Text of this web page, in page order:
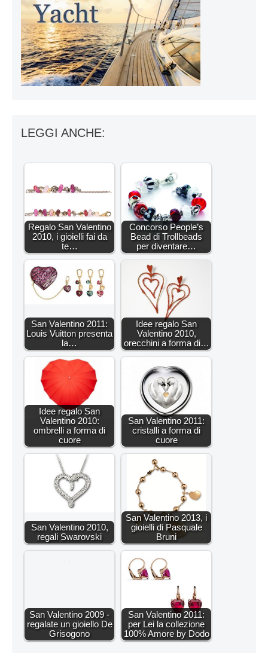
LEGGI ANCHE:
Regalo San Valentino
2010, i gioielli fai da
te…
Concorso People’s
Bead di Trollbeads
per diventare…
San Valentino 2011:
Louis Vuitton presenta
la…
Idee regalo San
Valentino 2010,
orecchini a forma di…
Idee regalo San
Valentino 2010:
ombrelli a forma di
cuore
San Valentino 2011:
cristalli a forma di
cuore
San Valentino 2010,
regali Swarovski
San Valentino 2013, i
gioielli di Pasquale
Bruni
San Valentino 2009 -
regalate un gioiello De
Grisogono
San Valentino 2011:
per Lei la collezione
100% Amore by Dodo